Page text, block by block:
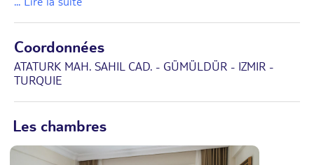
Coordonnées
ATATURK MAH. SAHIL CAD. - GÜMÜLDÜR - IZMIR -
TURQUIE
Les chambres